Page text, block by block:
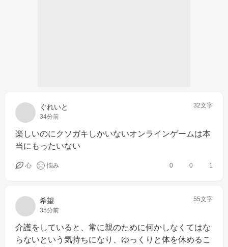
ぐれいと
34分前
32文字
楽しいのにクソガキしかいないオンラインゲームは本
当にもったいない
心 悩み 0 0 1
希望
35分前
55文字
介護をしていると、常に親のために何かしなくてはな
らないという気持ちになり、ゆっくりと体を休めるこ